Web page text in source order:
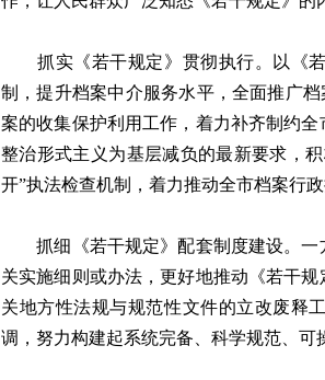
抓实《若干规定》贯彻执行。以《若
制，提升档案中介服务水平，全面推广
案的收集保护利用工作，着力补齐制约
整治形式主义为基层减负的最新要求，
开”执法检查机制，着力推动全市档案行
抓细《若干规定》配套制度建设。一
关实施细则或办法，更好地推动《若干
关地方性法规与规范性文件的立改废释
调，努力构建起系统完备、科学规范、可